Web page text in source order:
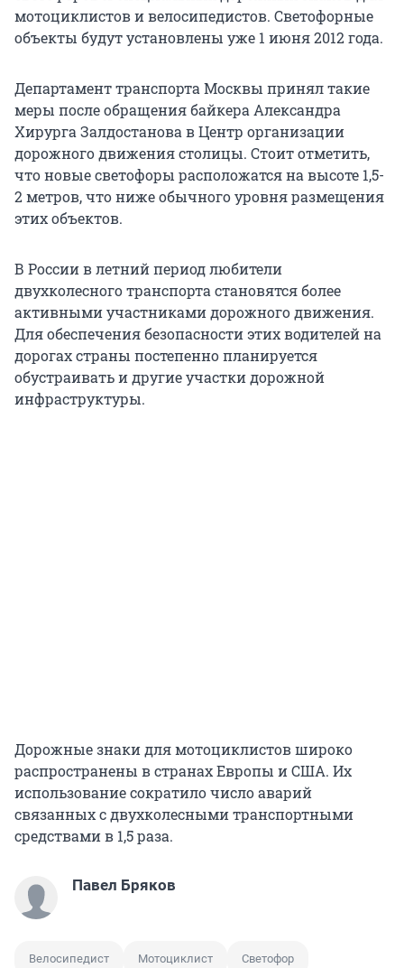
мотоциклистов и велосипедистов. Светофорные
объекты будут установлены уже 1 июня 2012 года.
Департамент транспорта Москвы принял такие
меры после обращения байкера Александра
Хирурга Залдостанова в Центр организации
дорожного движения столицы. Стоит отметить,
что новые светофоры расположатся на высоте 1,5-
2 метров, что ниже обычного уровня размещения
этих объектов.
В России в летний период любители
двухколесного транспорта становятся более
активными участниками дорожного движения.
Для обеспечения безопасности этих водителей на
дорогах страны постепенно планируется
обустраивать и другие участки дорожной
инфраструктуры.
Дорожные знаки для мотоциклистов широко
распространены в странах Европы и США. Их
использование сократило число аварий
связанных с двухколесными транспортными
средствами в 1,5 раза.
Павел Бряков
Велосипедист Мотоциклист Светофор